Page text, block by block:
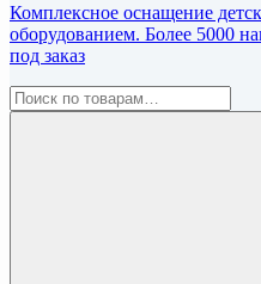
Комплексное оснащение
оборудованием. Более 5000
под заказ